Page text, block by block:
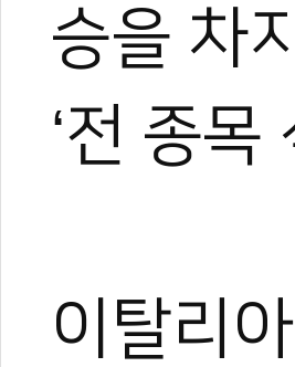
승을 차
‘전 종
이탈리
야)
화